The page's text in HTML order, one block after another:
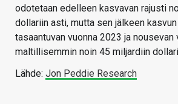
odotetaan edelleen kasvavan rajusti
dollariin asti, mutta sen jälkeen
tasaantuvan vuonna 2023 ja nousevan
maltillisemmin noin 45 miljardiin
Lähde: Jon Peddie Research